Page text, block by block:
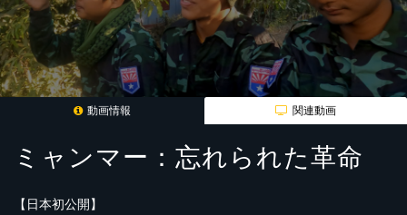
動画情報 関連動画
ミャンマー：忘れられた革命
【日本初公開】